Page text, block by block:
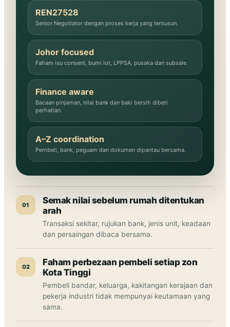
REN27528
Senior Negotiator dengan proses kerja yang tersusun.
Johor focused
Faham isu consent, bumi lot, LPPSA, pusaka dan subsale.
Finance aware
Bacaan pinjaman, nilai bank dan baki bersih diberi
perhatian.
A–Z coordination
Pembeli, bank, peguam dan dokumen dipantau bersama.
01
Semak nilai sebelum rumah ditentukan
arah
Transaksi sekitar, rujukan bank, jenis unit, keadaan
dan persaingan dibaca bersama.
02
Faham perbezaan pembeli setiap zon
Kota Tinggi
Pembeli bandar, keluarga, kakitangan kerajaan dan
pekerja industri tidak mempunyai keutamaan yang
sama.